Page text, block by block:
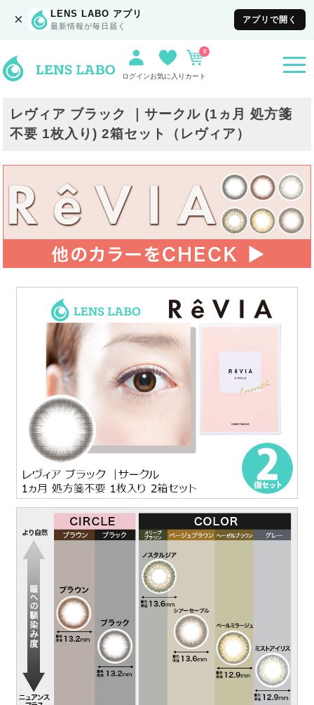
× LENS LABO アプリ
最新情報が毎日届く
アプリで開く
ログインお気に入り カート
0
レヴィア ブラック ｜サークル (1ヵ月 処方箋
不要 1枚入り) 2箱セット（レヴィア）